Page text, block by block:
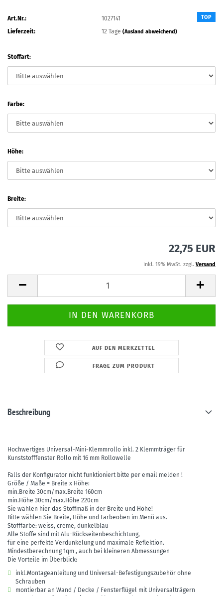
TOP
Art.Nr.:
1027141
Lieferzeit:
12 Tage(Ausland abweichend)
Stoffart:
Farbe:
Höhe:
Breite:
22,75 EUR
inkl. 19% MwSt. zzgl. Versand
AUF DEN MERKZETTEL
FRAGE ZUM PRODUKT
Beschreibung
Hochwertiges Universal-Mini-Klemmrollo inkl. 2 Klemmträger für
Kunststofffenster Rollo mit 16 mm Rollowelle
Falls der Konfigurator nicht funktioniert bitte per email melden !
Größe / Maße = Breite x Höhe:
min.Breite 30cm/max.Breite 160cm
min.Höhe 30cm/max.Höhe 220cm
Sie wählen hier das Stoffmaß in der Breite und Höhe!
Bitte wählen Sie Breite, Höhe und Farbeoben im Menü aus.
Stofffarbe: weiss, creme, dunkelblau
Alle Stoffe sind mit Alu-Rückseitenbeschichtung,
für eine perfekte Verdunkelung und maximale Reflektion.
Mindestberechnung 1qm , auch bei kleineren Abmessungen
Die Vorteile im Überblick:
inkl.Montageanleitung und Universal-Befestigungszubehör ohne
Schrauben
montierbar an Wand / Decke / Fensterflügel mit Universalträgern